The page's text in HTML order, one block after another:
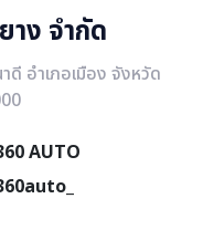
ง จำกัด
ดี อำเภอเมือง จังหวัด
AUTO